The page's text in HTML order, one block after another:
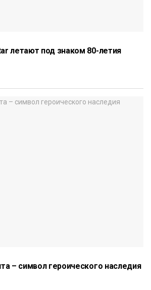
летают под знаком 80-летия
– символ героического наследия